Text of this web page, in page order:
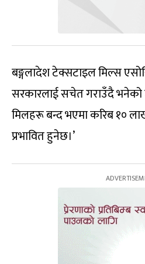
बङ्गलादेश टेक्सटाइल मिल्स
सरकारलाई सचेत गराउँदै भनेको
मिलहरू बन्द भएमा करिब १०
प्रभावित हुनेछ।’